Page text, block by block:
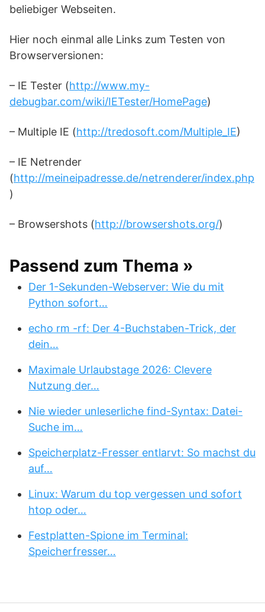
beliebiger Webseiten.
Hier noch einmal alle Links zum Testen von
Browserversionen:
– IE Tester (http://www.my-
debugbar.com/wiki/IETester/HomePage)
– Multiple IE (http://tredosoft.com/Multiple_IE)
– IE Netrender
(http://meineipadresse.de/netrenderer/index.php
)
– Browsershots (http://browsershots.org/)
Passend zum Thema »
Der 1-Sekunden-Webserver: Wie du mit
Python sofort…
echo rm -rf: Der 4-Buchstaben-Trick, der
dein…
Maximale Urlaubstage 2026: Clevere
Nutzung der…
Nie wieder unleserliche find-Syntax: Datei-
Suche im…
Speicherplatz-Fresser entlarvt: So machst du
auf…
Linux: Warum du top vergessen und sofort
htop oder…
Festplatten-Spione im Terminal:
Speicherfresser…